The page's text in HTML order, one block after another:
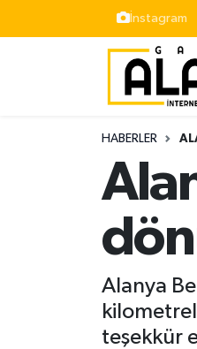
İnstagram
HABERLER
Alanya
teşekkür
Siyaset
Ekonomi
İstanbul Nöbetçi
İstanbul Hava
Süper Lig Puan
Tüm Manşetler
Son Dakika Haberleri
Haber Arşivi